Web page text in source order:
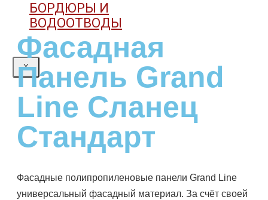
БОРДЮРЫ И
ВОДООТВОДЫ
X
Фасадная
Панель Grand
Line Сланец
Стандарт
Фасадные полипропиленовые панели Grand Line
универсальный фасадный материал. За счёт своей